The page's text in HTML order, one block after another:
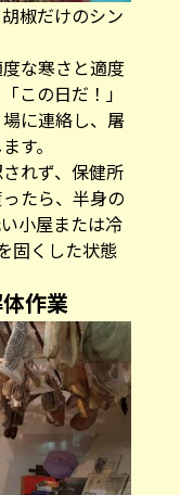
椒だけのシン
な寒さと適度
この日だ！」
に連絡し、屠
す。
れず、保健所
たら、半身の
小屋または冷
固くした状態
作業